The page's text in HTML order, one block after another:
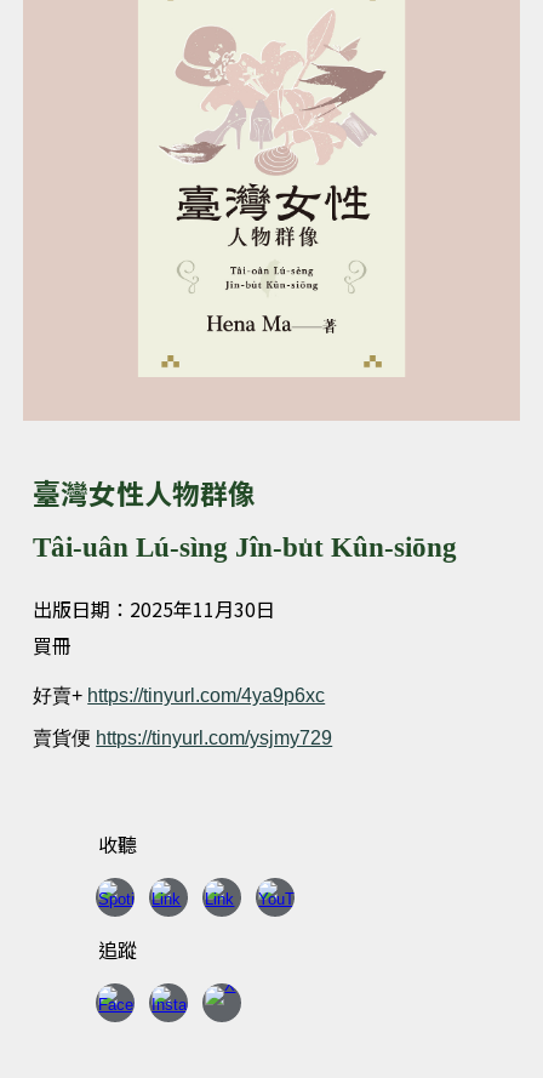
臺灣女性人物群像
Tâi-uân Lú-sìng Jîn-bu̍t Kûn-siōng
出版日期：2025年11月30日
買冊
好賣+ https://tinyurl.com/4ya9p6xc
賣貨便 https://tinyurl.com/ysjmy729
收聽
追蹤